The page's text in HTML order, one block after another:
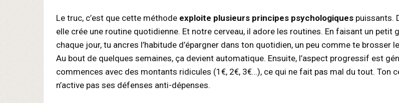
Le truc, c’est que cette méthode exploite plusieurs principes psychologiques puissants.
elle crée une routine quotidienne. Et notre cerveau, il adore les routines. En faisant un petit
chaque jour, tu ancres l’habitude d’épargner dans ton quotidien, un peu comme te brosser
Au bout de quelques semaines, ça devient automatique. Ensuite, l’aspect progressif est
commences avec des montants ridicules (1€, 2€, 3€…), ce qui ne fait pas mal du tout. Ton
n’active pas ses défenses anti-dépenses.